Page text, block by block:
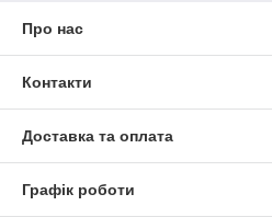
Про нас
Контакти
Доставка та оплата
Графік роботи